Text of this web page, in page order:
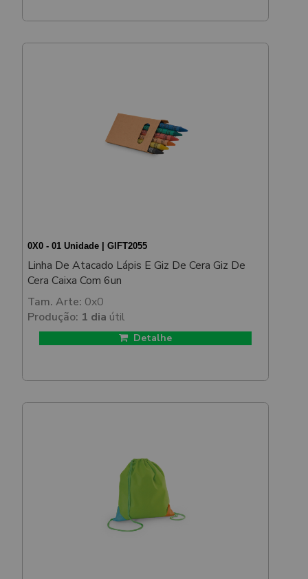
0X0 - 01 Unidade | GIFT2055
Linha De Atacado Lápis E Giz De Cera Giz De
Cera Caixa Com 6un
Tam. Arte: 0x0
Produção: 1 dia útil
Detalhe